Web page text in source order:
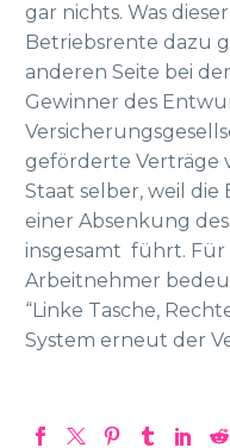
gar nichts. Was
Betriebsrente dazu
anderen Seite bei
Gewinner des
geförderte Verträge
Staat selber, weil
einer Absenkung
insgesamt führt. Für
Arbeitnehmer
“Linke Tasche,
System erneut der